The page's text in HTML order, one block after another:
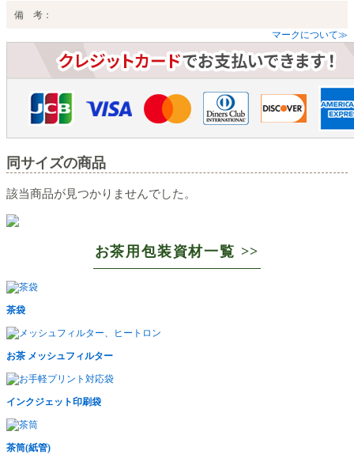
備 考：
マークについて≫
同サイズの商品
該当商品が見つかりませんでした。
お茶用包装資材一覧 >>
茶袋
お茶 メッシュフィルター
インクジェット印刷袋
茶筒(紙管)